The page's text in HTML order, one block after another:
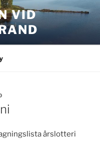
VID
årslotteri